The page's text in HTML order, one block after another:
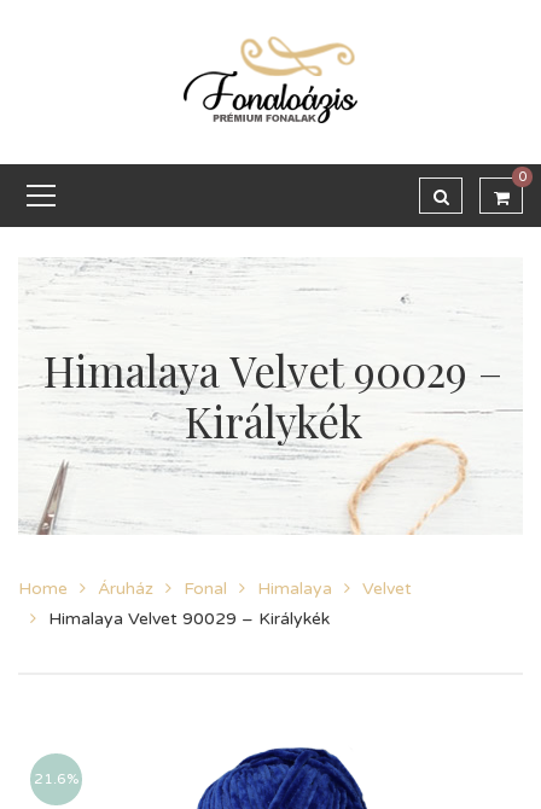
0
Himalaya Velvet 90029 –
Királykék
Home Áruház Fonal Himalaya
Velvet
Himalaya Velvet 90029 – Királykék
21.6%